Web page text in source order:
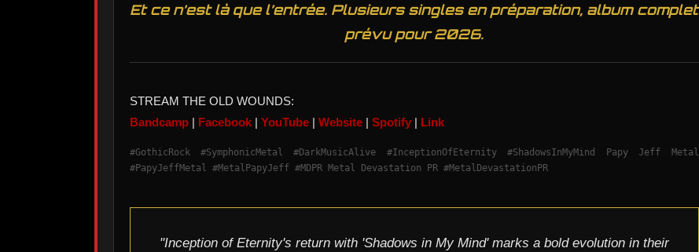
Et ce n’est là que l’entrée. Plusieurs singles en préparation, album complet
prévu pour 2026.
STREAM THE OLD WOUNDS:
Bandcamp| Facebook| YouTube| Website| Spotify| Link
#GothicRock #SymphonicMetal #DarkMusicAlive #InceptionOfEternity #ShadowsInMyMind Papy Jeff Metal
#PapyJeffMetal #MetalPapyJeff #MDPR Metal Devastation PR #MetalDevastationPR
"Inception of Eternity's return with 'Shadows in My Mind' marks a bold evolution in their